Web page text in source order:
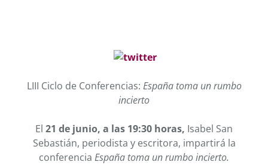
LIII Ciclo de Conferencias: España toma un rumbo
incierto
El 21 de junio, a las 19:30 horas, Isabel San
Sebastián, periodista y escritora, impartirá la
conferencia España toma un rumbo incierto.